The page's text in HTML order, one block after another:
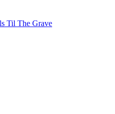
Til The Grave